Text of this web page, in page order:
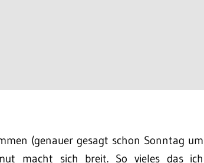
(genauer gesagt schon Sonntag um
macht sich breit. So vieles das ich